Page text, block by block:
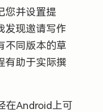
您并设置提
发现邀请写作
不同版本的草
有助于实际撰
在Android上可